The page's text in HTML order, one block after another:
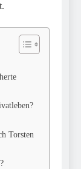
Torsten